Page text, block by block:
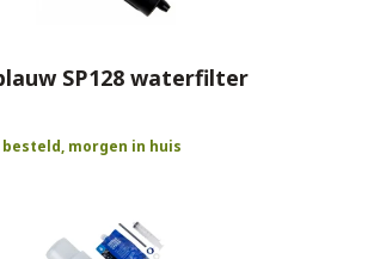
SP128 waterfilter
besteld, morgen in huis